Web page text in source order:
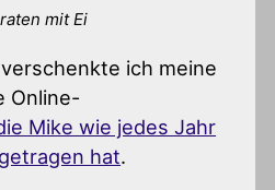
mit Ei
ich meine
Online-
Mike wie jedes Jahr
hat.